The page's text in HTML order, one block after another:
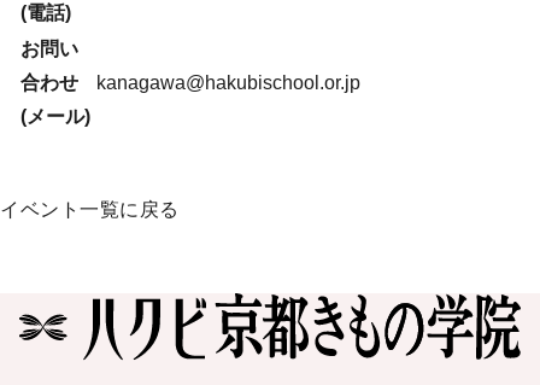
(電話)
お問い
合わせ
(メール)
kanagawa@hakubischool.or.jp
イベント一覧に戻る